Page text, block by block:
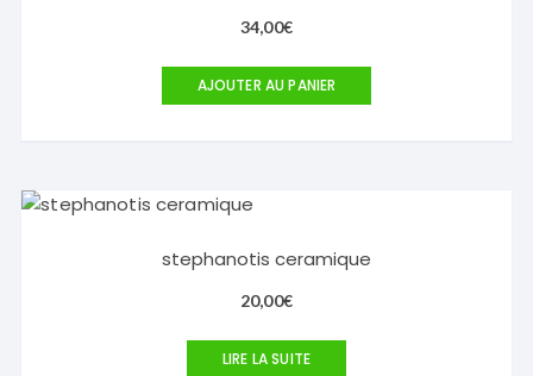
34,00€
AJOUTER AU PANIER
stephanotis ceramique
20,00€
LIRE LA SUITE